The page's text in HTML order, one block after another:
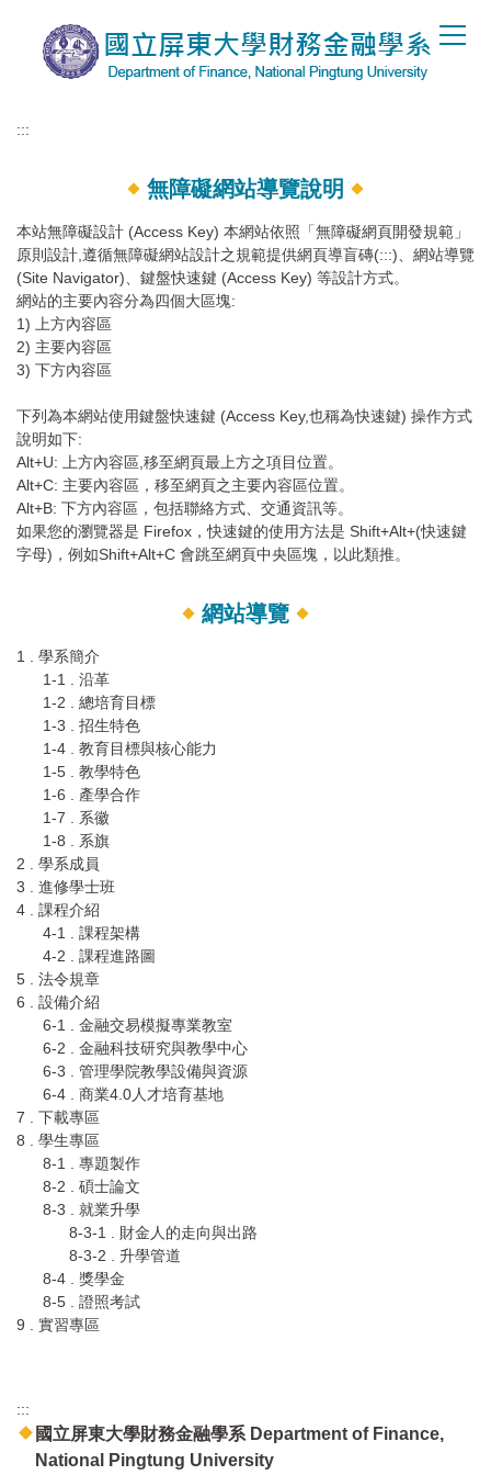
容
:::
無障礙網站導覽說明
本站無障礙設計 (Access Key) 本網站依照「無障礙網頁開發規範」
原則設計,遵循無障礙網站設計之規範提供網頁導盲磚(:::)、網站導覽
(Site Navigator)、鍵盤快速鍵 (Access Key) 等設計方式。
網站的主要內容分為四個大區塊:
1) 上方內容區
2) 主要內容區
3) 下方內容區
下列為本網站使用鍵盤快速鍵 (Access Key,也稱為快速鍵) 操作方式
說明如下:
Alt+U: 上方內容區,移至網頁最上方之項目位置。
Alt+C: 主要內容區，移至網頁之主要內容區位置。
Alt+B: 下方內容區，包括聯絡方式、交通資訊等。
如果您的瀏覽器是 Firefox，快速鍵的使用方法是 Shift+Alt+(快速鍵
字母)，例如Shift+Alt+C 會跳至網頁中央區塊，以此類推。
網站導覽
1 . 學系簡介
1-1 . 沿革
1-2 . 總培育目標
1-3 . 招生特色
1-4 . 教育目標與核心能力
1-5 . 教學特色
1-6 . 產學合作
1-7 . 系徽
1-8 . 系旗
2 . 學系成員
3 . 進修學士班
4 . 課程介紹
4-1 . 課程架構
4-2 . 課程進路圖
5 . 法令規章
6 . 設備介紹
6-1 . 金融交易模擬專業教室
6-2 . 金融科技研究與教學中心
6-3 . 管理學院教學設備與資源
6-4 . 商業4.0人才培育基地
7 . 下載專區
8 . 學生專區
8-1 . 專題製作
8-2 . 碩士論文
8-3 . 就業升學
8-3-1 . 財金人的走向與出路
8-3-2 . 升學管道
8-4 . 獎學金
8-5 . 證照考試
9 . 實習專區
:::
國立屏東大學財務金融學系 Department of Finance,
National Pingtung University